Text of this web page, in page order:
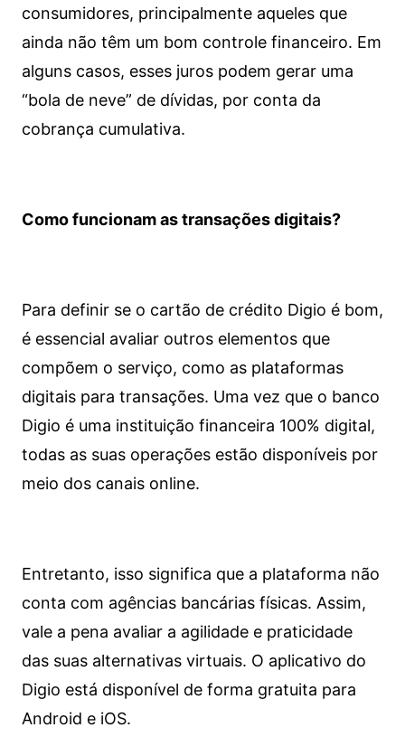
consumidores, principalmente aqueles que
ainda não têm um bom controle financeiro. Em
alguns casos, esses juros podem gerar uma
“bola de neve” de dívidas, por conta da
cobrança cumulativa.
Como funcionam as transações digitais?
Para definir se o cartão de crédito Digio é bom,
é essencial avaliar outros elementos que
compõem o serviço, como as plataformas
digitais para transações. Uma vez que o banco
Digio é uma instituição financeira 100% digital,
todas as suas operações estão disponíveis por
meio dos canais online.
Entretanto, isso significa que a plataforma não
conta com agências bancárias físicas. Assim,
vale a pena avaliar a agilidade e praticidade
das suas alternativas virtuais. O aplicativo do
Digio está disponível de forma gratuita para
Android e iOS.